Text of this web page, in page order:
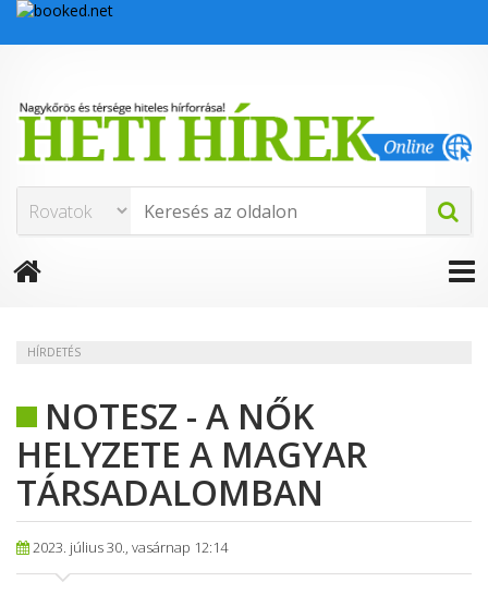
HÍRDETÉS
NOTESZ - A NŐK
HELYZETE A MAGYAR
TÁRSADALOMBAN
2023. július 30., vasárnap 12:14